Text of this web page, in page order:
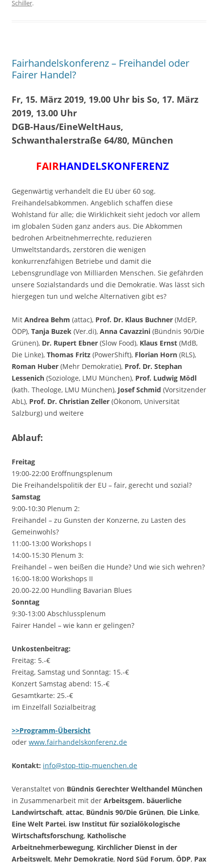
Schiller.
Fairhandelskonferenz – Freihandel oder
Fairer Handel?
Fr, 15. März 2019, 19.00 Uhr bis So, 17. März
2019, 13.00 Uhr
DGB-Haus/EineWeltHaus,
Schwanthalerstraße 64/80, München
FAIRHANDELSKONFERENZ
Gegenwärtig verhandelt die EU über 60 sog.
Freihandelsabkommen. Angeblich schaffen diese
Wohlstand für alle; die Wirklichkeit sieht jedoch vor allem
im globalen Süden ganz anders aus. Die Abkommen
bedrohen Arbeitnehmerrechte, reduzieren
Umweltstandards, zerstören die wenigen
konkurrenzfähigen Betriebe und damit die
Lebensgrundlage von Milliarden Menschen. Sie gefährden
unsere Sozialstandards und die Demokratie. Was lässt sich
hiergegen tun und welche Alternativen gibt es?
Mit Andrea Behm (attac), Prof. Dr. Klaus Buchner (MdEP,
ÖDP), Tanja Buzek (Ver.di), Anna Cavazzini (Bündnis 90/Die
Grünen), Dr. Rupert Ebner (Slow Food), Klaus Ernst (MdB,
Die Linke), Thomas Fritz (PowerShift), Florian Horn (RLS),
Roman Huber (Mehr Demokratie), Prof. Dr. Stephan
Lessenich (Soziologe, LMU München), Prof. Ludwig Mödl
(kath. Theologe, LMU München), Josef Schmid (Vorsitzender
AbL), Prof. Dr. Christian Zeller (Ökonom, Universität
Salzburg) und weitere
Ablauf:
Freitag
19:00-22:00 Eröffnungsplenum
Die Freihandelspolitik der EU – fair, gerecht und sozial?
Samstag
9:00-10:30 Plenum 2:
Freihandel – zu Gunsten der Konzerne, zu Lasten des
Gemeinwohls?
11:00-13:00 Workshops I
14:00-15:30 Plenum 3:
Freihandel – wen beißen die Hunde? Und wie sich wehren?
16:00-18:00 Workshops II
20.00-22.00 Hundling Bavarian Blues
Sonntag
9:30-13:00 Abschlussplenum
Fairer Handel – wie kann er gelingen?
Unkostenbeitrag:
Freitag: 5.-€
Freitag, Samstag und Sonntag: 15.-€
Konzert Samstag abend: 15.-€
Gesamtkarte: 25.-€
im Einzelfall Sozialbeitrag
>>Programm-Übersicht
oder www.fairhandelskonferenz.de
Kontakt: info@stop-ttip-muenchen.de
Veranstaltet von Bündnis Gerechter Welthandel München
in Zusammenarbeit mit der Arbeitsgem. bäuerliche
Landwirtschaft, attac, Bündnis 90/Die Grünen, Die Linke,
Eine Welt Partei, isw Institut für sozialökologische
Wirtschaftsforschung, Katholische
Arbeitnehmerbewegung, Kirchlicher Dienst in der
Arbeitswelt, Mehr Demokratie, Nord Süd Forum, ÖDP, Pax